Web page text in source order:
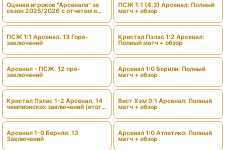
Оценки игроков "Арсенала" за
сезон 2025/2026 с отчетом и
вердиктами
ПСЖ 1:1 Арсенал. 13 Горе-
заключений
Арсенал - ПСЖ. 12 пре-
заключений
Кристал Пэлас 1-2 Арсенал. 14
чемпионских заключений (итоги
Арсенал 1-0 Бернли. 13
Заключений
ПСЖ 1:1 (4:3) Арсенал: Полный
матч + обзор
Кристал Пэлас 1:2 Арсенал:
Полный матч + обзор
Арсенал 1:0 Бернли: Полный
матч + обзор
Вест Хэм 0:1 Арсенал: Полный
матч + обзор
Арсенал 1:0 Атлетико: Полный
матч + обзор